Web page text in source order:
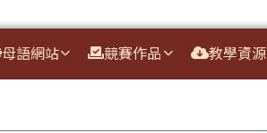
網
母語網站 競賽作品 教學資源